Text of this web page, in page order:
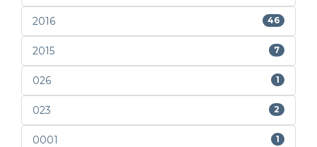
2016 46
2015 7
026 1
023 2
0001 1